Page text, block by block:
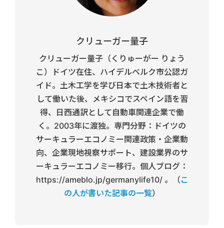
クリューガー量子
クリューガー量子（くりゅーがー りょう
こ）ドイツ在住、ハイデルベルク市公認ガ
イド。土木工学を学び日本で土木技術者と
して働いた後、メキシコでスペイン語を習
得、日西通訳として自動車関連企業で働
く。2003年に渡独。専門分野：ドイツの
サーキュラーエコノミー関連政策・企業動
向、企業現地視察サポート、建設業界のサ
ーキュラーエコノミー移行。個人ブログ：
https://ameblo.jp/germanylife10/ 。（こ
の人が書いた記事の一覧）